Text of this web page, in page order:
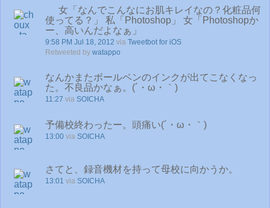
女「なんでこんなにお肌キレイなの？化粧品何
使ってる？」 私「Photoshop」 女「Photoshopか
ー、高いんだよなぁ」
9:58 PM Jul 18, 2012 via Tweetbot for iOS
Retweeted by watappo
なんかまたボールペンのインクが出てこなくなっ
た。不良品かなぁ。(´・ω・｀)
11:27 via SOICHA
予備校終わったー。頭痛い(´・ω・｀)
13:00 via SOICHA
さてと、録音機材を持って母校に向かうか。
13:01 via SOICHA